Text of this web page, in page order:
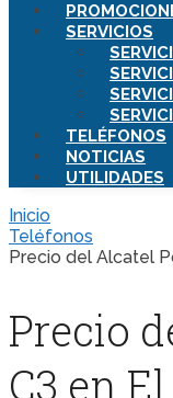
SERVICIOS
TELÉFONOS
NOTICIAS
UTILIDADES
Inicio
Teléfonos
Precio del Alcatel
Precio
C3 en